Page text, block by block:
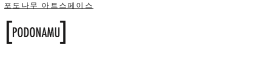
포도나무 아트스페이스